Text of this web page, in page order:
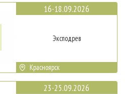
16-18.09.2026
Эксподрев
Красноярск
23-25.09.2026